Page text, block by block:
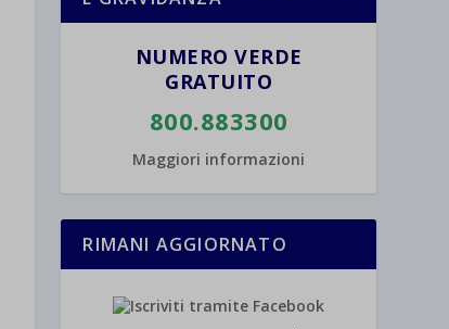
NUMERO VERDE
GRATUITO
800.883300
Maggiori informazioni
RIMANI AGGIORNATO